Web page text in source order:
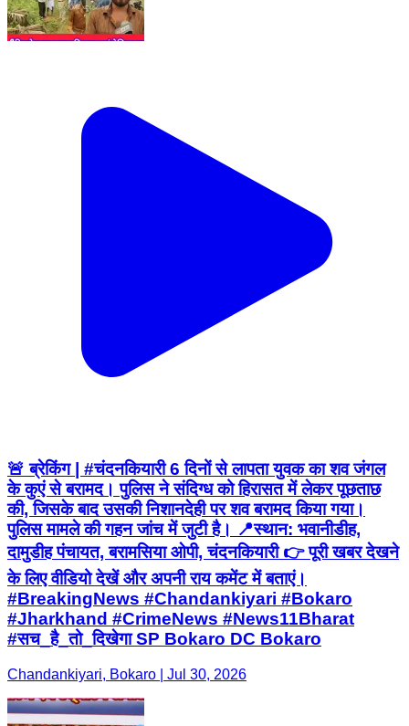
🚨 ब्रेकिंग | #चंदनकियारी 6 दिनों से लापता युवक का शव जंगल
के कुएं से बरामद। पुलिस ने संदिग्ध को हिरासत में लेकर पूछताछ
की, जिसके बाद उसकी निशानदेही पर शव बरामद किया गया।
पुलिस मामले की गहन जांच में जुटी है। 📍स्थान: भवानीडीह,
दामुडीह पंचायत, बरामसिया ओपी, चंदनकियारी 👉 पूरी खबर देखने
के लिए वीडियो देखें और अपनी राय कमेंट में बताएं।
#BreakingNews #Chandankiyari #Bokaro
#Jharkhand #CrimeNews #News11Bharat
#सच_है_तो_दिखेगा SP Bokaro DC Bokaro
Chandankiyari, Bokaro | Jul 30, 2026